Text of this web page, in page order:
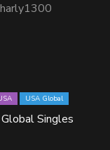
USA Global
Singles